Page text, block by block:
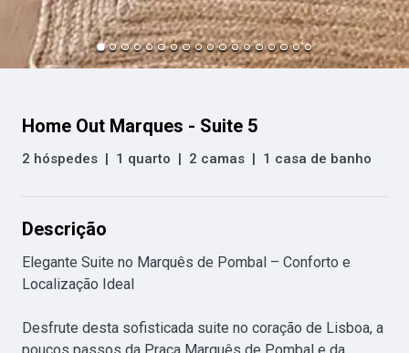
Home Out Marques - Suite 5
2 hóspedes | 1 quarto | 2 camas | 1 casa de banho
Descrição
Elegante Suite no Marquês de Pombal – Conforto e
Localização Ideal
Desfrute desta sofisticada suite no coração de Lisboa, a